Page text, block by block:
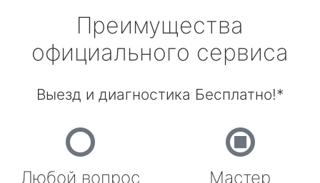
Преимущества
официального сервиса
Выезд и диагностика Бесплатно!*
Любой вопрос
Мастер